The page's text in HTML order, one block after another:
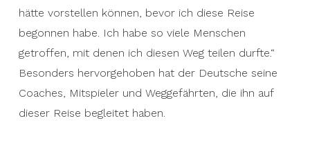
hätte vorstellen können, bevor ich diese Reise
begonnen habe. Ich habe so viele Menschen
getroffen, mit denen ich diesen Weg teilen durfte.“
Besonders hervorgehoben hat der Deutsche seine
Coaches, Mitspieler und Weggefährten, die ihn auf
dieser Reise begleitet haben.